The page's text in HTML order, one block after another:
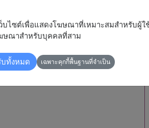
ณีต ให้ความรู้สึกหรูหรา
ทุกโอกาส
ไซต์เพื่อแสดงโฆษณาที่เหมาะสมสำหรับผู้ใ
ษณาสำหรับบุคคลที่สาม
บทั้งหมด เฉพาะคุกกี้พื้นฐานที่จำเป็น